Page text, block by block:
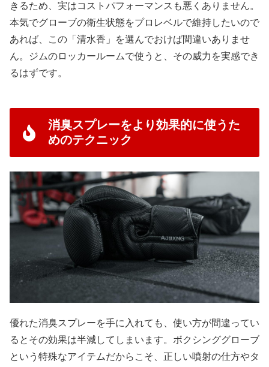
きるため、実はコストパフォーマンスも悪くありません。
本気でグローブの衛生状態をプロレベルで維持したいので
あれば、この「清水香」を選んでおけば間違いありませ
ん。ジムのロッカールームで使うと、その威力を実感でき
るはずです。
消臭スプレーをより効果的に使うた
めのテクニック
優れた消臭スプレーを手に入れても、使い方が間違ってい
るとその効果は半減してしまいます。ボクシンググローブ
という特殊なアイテムだからこそ、正しい噴射の仕方やタ